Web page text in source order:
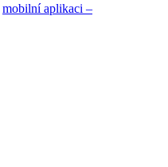
mobilní aplikaci –